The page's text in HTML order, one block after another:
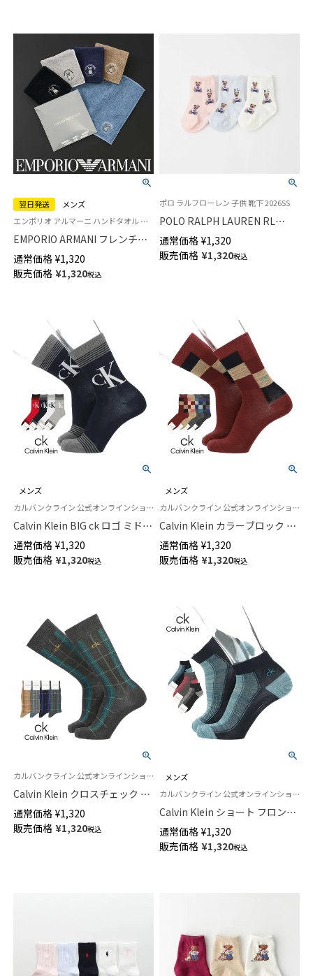
翌日発送
メンズ
エンポリオ アルマーニ ハンドタオル ハンカチ プレゼント
EMPORIO ARMANI フレンチブ
ルドッグ 綿100％ ミニタオル メ
ンズ【365日最短翌日発送】
02340029
通常価格 ¥1,320
販売価格 ¥1,320税込
ポロ ラルフローレン 子供 靴下 2026SS
POLO RALPH LAUREN RL
Layette フラッグベア ポロベア
キッズ ソックス 04883176
通常価格 ¥1,320
販売価格 ¥1,320税込
メンズ
カルバンクライン 公式オンラインショップ 紳士 靴下 男性
Calvin Klein BIG ck ロゴ ミドル
丈 カジュアル ソックス メンズ
02542275
通常価格 ¥1,320
販売価格 ¥1,320税込
メンズ
カルバンクライン 公式オンラインショップ 紳士 靴下 男性
Calvin Klein カラーブロック ミ
ドル丈 カジュアル ソックス メ
ンズ 02542274
通常価格 ¥1,320
販売価格 ¥1,320税込
カルバンクライン 公式オンラインショップ 紳士 靴下
Calvin Klein クロスチェック ク
ルー丈 カジュアル ソックス メ
ンズ 02542272
通常価格 ¥1,320
販売価格 ¥1,320税込
メンズ
カルバンクライン 公式オンラインショップ 紳士 男性 靴下
Calvin Klein ショート フロント
ストライプ スニーカー丈 カジ
ュアル ソックス メンズ
02522558
通常価格 ¥1,320
販売価格 ¥1,320税込